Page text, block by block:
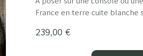
France en terre cuite blanche
239,00 €